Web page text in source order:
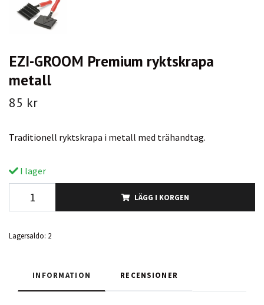
EZI-GROOM Premium ryktskrapa
metall
85 kr
Traditionell ryktskrapa i metall med trähandtag.
I lager
LÄGG I KORGEN
Lagersaldo: 2
INFORMATION RECENSIONER